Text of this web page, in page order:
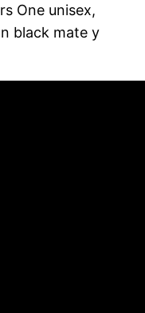
One unisex,
black mate y